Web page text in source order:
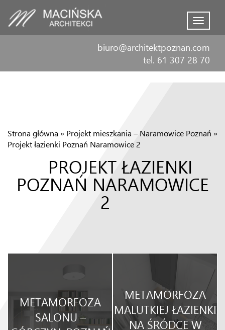
Menu
biuro@architektpoznan.com
tel. 61 307 28 70
Strona główna » Projekt mieszkania – Naramowice Poznań »
Projekt łazienki Poznań Naramowice 2
PROJEKT ŁAZIENKI
POZNAŃ NARAMOWICE
2
METAMORFOZA
SALONU –
METAMORFOZA
MALUTKIEJ ŁAZIENKI
NA ŚRÓDCE W